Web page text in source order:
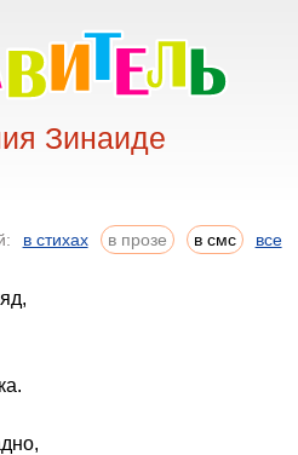
Зинаиде
в стихах в прозе в смс все